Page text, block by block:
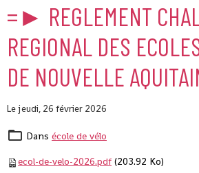
=► REGLEMENT
REGIONAL DES
DE NOUVELLE
Le jeudi, 26 février 2026
Dans école de vélo
ecol-de-velo-2026.pdf (203.92 Ko)